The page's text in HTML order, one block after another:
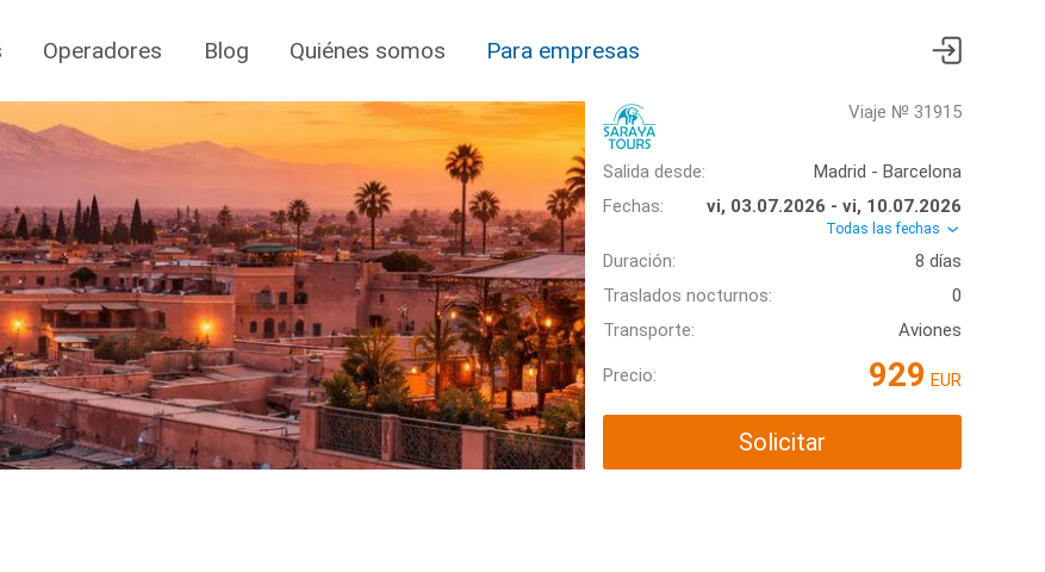
Operadores Blog Quiénes somos Para empresas
Viaje № 31915
Salida desde:
Madrid - Barcelona
Fechas:
vi, 03.07.2026 - vi, 10.07.2026
Todas las fechas
Duración:
8 días
Traslados nocturnos:
0
Transporte:
Aviones
Precio: 929 EUR
Solicitar